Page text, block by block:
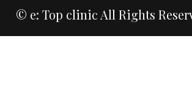
© e: Top clinic All Rights